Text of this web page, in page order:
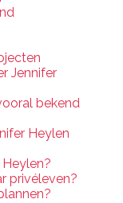
Jennifer
bekend
Heylen
privéleven?